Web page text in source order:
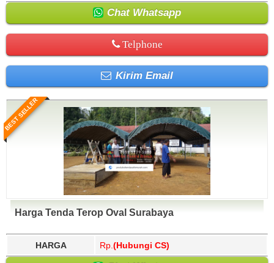
Chat Whatsapp
Telphone
Kirim Email
BEST SELLER
Harga Tenda Terop Oval Surabaya
HARGA Rp. (Hubungi CS)